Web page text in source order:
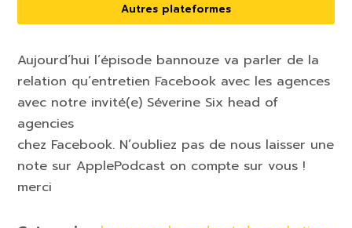
Autres plateformes
Aujourd’hui l’épisode bannouze va parler de la
relation qu’entretien Facebook avec les agences
avec notre invité(e) Séverine Six head of
agencies
chez Facebook. N’oubliez pas de nous laisser une
note sur ApplePodcast on compte sur vous !
merci